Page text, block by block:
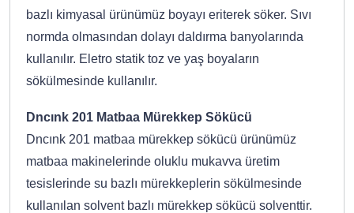
bazlı kimyasal ürünümüz boyayı eriterek söker. Sıvı
normda olmasından dolayı daldırma banyolarında
kullanılır. Eletro statik toz ve yaş boyaların
sökülmesinde kullanılır.
Dncınk 201 Matbaa Mürekkep Sökücü
Dncınk 201 matbaa mürekkep sökücü ürünümüz
matbaa makinelerinde oluklu mukavva üretim
tesislerinde su bazlı mürekkeplerin sökülmesinde
kullanılan solvent bazlı mürekkep sökücü solventtir.